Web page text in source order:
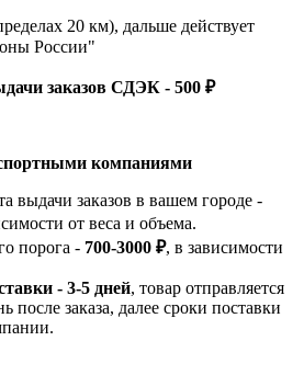
20 км), дальше действует
России"
заказов СДЭК - 500 ₽
компаниями
выдачи заказов в вашем городе -
от веса и объема.
порога - 700-3000 ₽, в зависимости
- 3-5 дней, товар отправляется
после заказа, далее сроки поставки